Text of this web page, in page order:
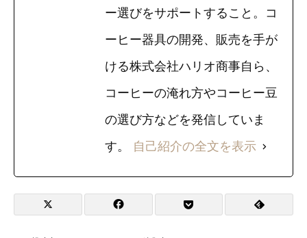
ー選びをサポートすること。コ
ーヒー器具の開発、販売を手が
ける株式会社ハリオ商事自ら、
コーヒーの淹れ方やコーヒー豆
の選び方などを発信していま
す。 自己紹介の全文を表示